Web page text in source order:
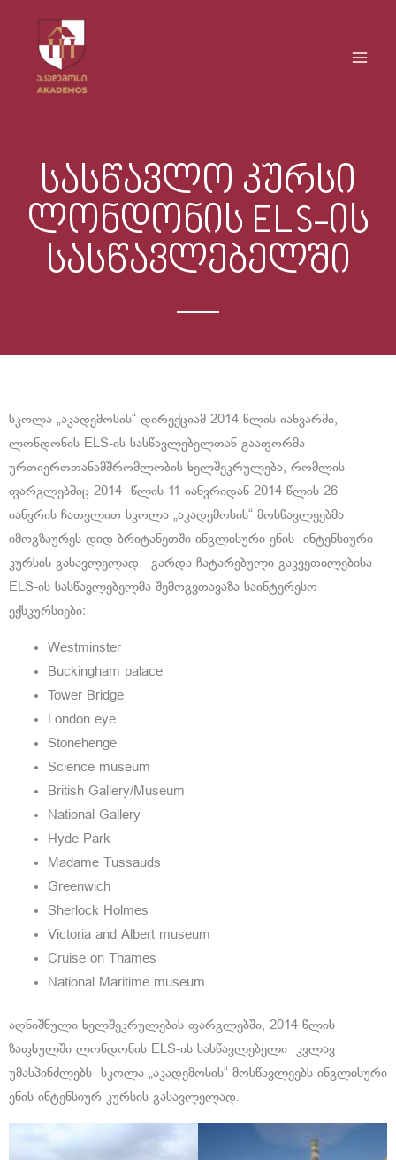
სასწავლო კურსი
ლონდონის ELS-ის
სასწავლებელში
სკოლა „აკადემოსის“ დირექციამ 2014 წლის იანვარში,
ლონდონის ELS-ის სასწავლებელთან გააფორმა
ურთიერთთანამშრომლობის ხელშეკრულება, რომლის
ფარგლებშიც 2014 წლის 11 იანვრიდან 2014 წლის 26
იანვრის ჩათვლით სკოლა „აკადემოსის“ მოსწავლეებმა
იმოგზაურეს დიდ ბრიტანეთში ინგლისური ენის ინტენსიური
კურსის გასავლელად. გარდა ჩატარებული გაკვეთილებისა
ELS-ის სასწავლებელმა შემოგვთავაზა საინტერესო
ექსკურსიები:
Westminster
Buckingham palace
Tower Bridge
London eye
Stonehenge
Science museum
British Gallery/Museum
National Gallery
Hyde Park
Madame Tussauds
Greenwich
Sherlock Holmes
Victoria and Albert museum
Cruise on Thames
National Maritime museum
აღნიშნული ხელშეკრულების ფარგლებში, 2014 წლის
ზაფხულში ლონდონის ELS-ის სასწავლებელი კვლავ
უმასპინძლებს სკოლა „აკადემოსის“ მოსწავლეებს ინგლისური
ენის ინტენსიურ კურსის გასავლელად.